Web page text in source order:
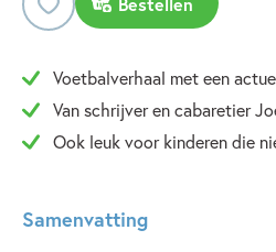
Voetbalverhaal met een
Van schrijver en cabaretier
Ook leuk voor kinderen die
Samenvatting